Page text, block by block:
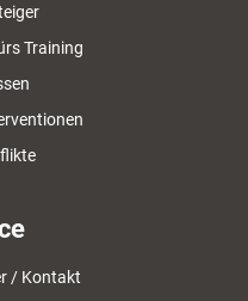
Training
/ Kontakt